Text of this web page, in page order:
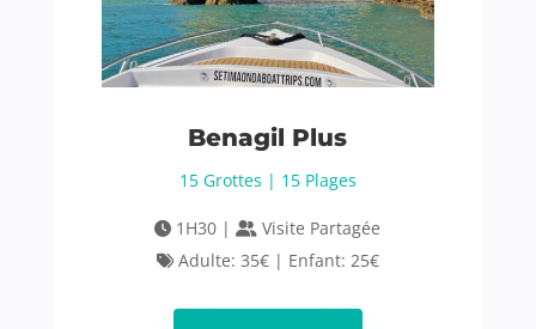
Benagil Plus
15 Grottes | 15 Plages
1H30 |
Visite Partagée
Adulte: 35€ | Enfant: 25€